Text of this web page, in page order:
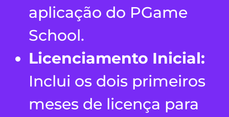
aplicação do PGame
School.
Licenciamento Inicial:
Inclui os dois primeiros
meses de licença para